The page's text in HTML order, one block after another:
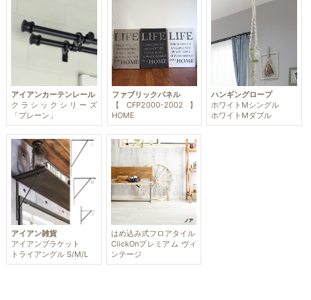
アイアンカーテンレール
クラシックシリーズ
「プレーン」
ファブリックパネル
【CFP2000-2002】
HOME
ハンギングロープ
ホワイトMシングル
ホワイトMダブル
アイアン雑貨
アイアンブラケット
トライアングル S/M/L
はめ込み式フロアタイル
ClickOnプレミアム ヴィ
ンテージ